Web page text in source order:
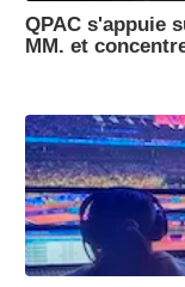
QPAC s'appuie
MM. et